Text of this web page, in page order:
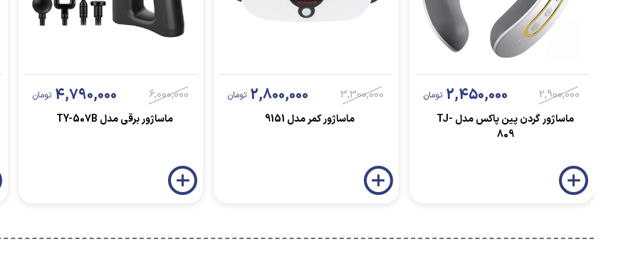
2,900,000
2,450,000 تومان
ماساژور گردن پین پاکس مدل TJ-
809
3,300,000
2,800,000 تومان
ماساژور کمر مدل 9151
6,000,000
4,790,000 تومان
ماساژور برقی مدل TY-507B